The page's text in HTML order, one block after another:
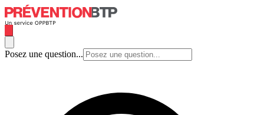
Posez une question...